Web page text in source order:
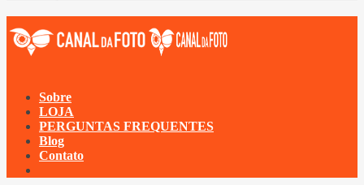
Sobre
LOJA
PERGUNTAS FREQUENTES
Blog
Contato